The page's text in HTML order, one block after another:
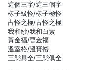
這個三字/這三個字
樣子級怪/樣子極怪
占怪之極/古怪之極
我和紗/我和白素
黃金福/曹金福
溫室格/溫寶裕
三態具全/三態俱全